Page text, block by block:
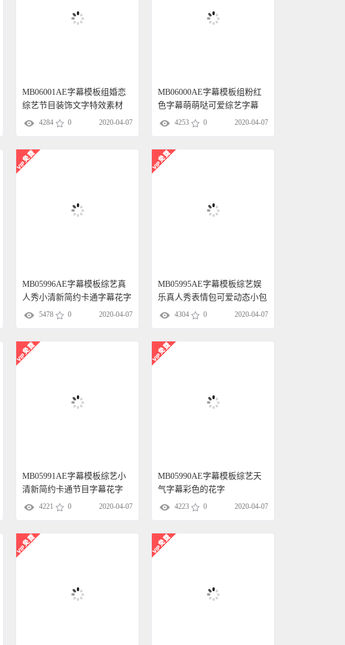
MB06001AE字幕模板组婚恋
综艺节目装饰文字特效素材
4284 0 2020-04-07
MB06000AE字幕模板组粉红
色字幕萌萌哒可爱综艺字幕
4253 0 2020-04-07
MB05996AE字幕模板综艺真
人秀小清新简约卡通字幕花字
5478 0 2020-04-07
MB05995AE字幕模板综艺娱
乐真人秀表情包可爱动态小包
子第二弹
4304 0 2020-04-07
MB05991AE字幕模板综艺小
清新简约卡通节目字幕花字
4221 0 2020-04-07
MB05990AE字幕模板综艺天
气字幕彩色的花字
4223 0 2020-04-07